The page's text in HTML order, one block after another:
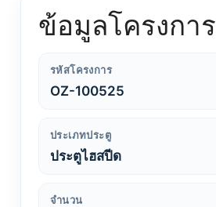
ข้อมูลโครงการ
รหัสโครงการ
OZ-100525
ประเภทประตู
ประตูไฮสปีด
จำนวน